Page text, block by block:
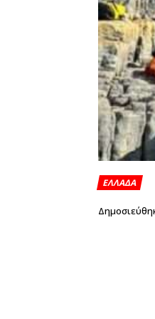
ΕΛΛΑΔΑ